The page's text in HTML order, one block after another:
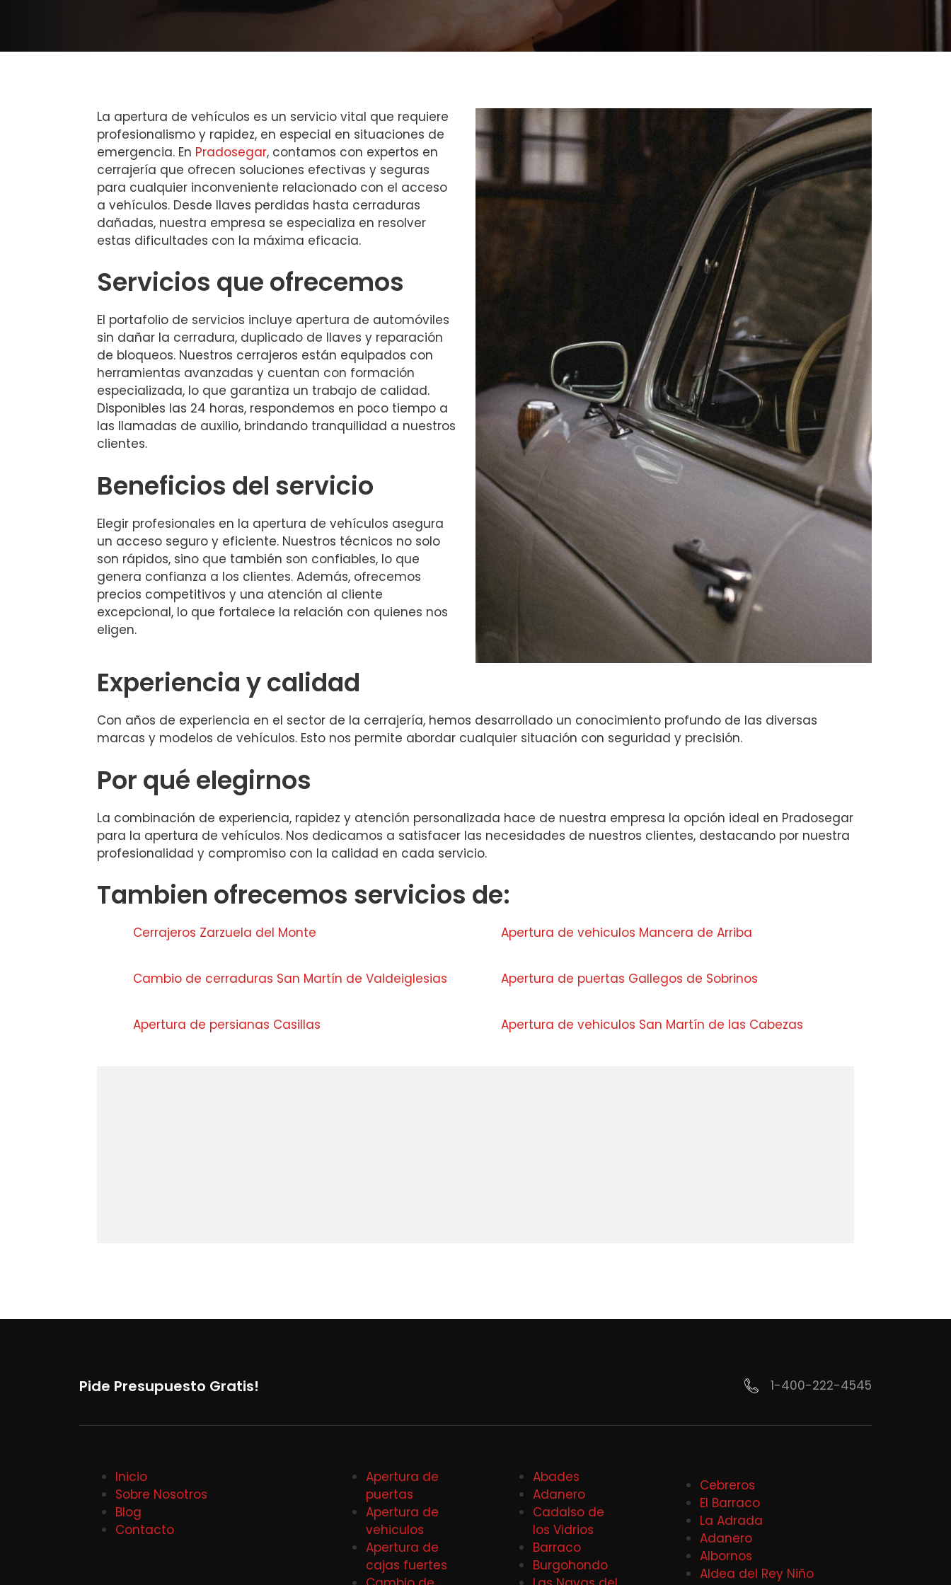
La apertura de vehículos es un servicio vital que requiere
profesionalismo y rapidez, en especial en situaciones de
emergencia. En Pradosegar, contamos con expertos en
cerrajería que ofrecen soluciones efectivas y seguras
para cualquier inconveniente relacionado con el acceso
a vehículos. Desde llaves perdidas hasta cerraduras
dañadas, nuestra empresa se especializa en resolver
estas dificultades con la máxima eficacia.
Servicios que ofrecemos
El portafolio de servicios incluye apertura de automóviles
sin dañar la cerradura, duplicado de llaves y reparación
de bloqueos. Nuestros cerrajeros están equipados con
herramientas avanzadas y cuentan con formación
especializada, lo que garantiza un trabajo de calidad.
Disponibles las 24 horas, respondemos en poco tiempo a
las llamadas de auxilio, brindando tranquilidad a nuestros
clientes.
Beneficios del servicio
Elegir profesionales en la apertura de vehículos asegura
un acceso seguro y eficiente. Nuestros técnicos no solo
son rápidos, sino que también son confiables, lo que
genera confianza a los clientes. Además, ofrecemos
precios competitivos y una atención al cliente
excepcional, lo que fortalece la relación con quienes nos
eligen.
Experiencia y calidad
Con años de experiencia en el sector de la cerrajería, hemos desarrollado un conocimiento profundo de las diversas
marcas y modelos de vehículos. Esto nos permite abordar cualquier situación con seguridad y precisión.
Por qué elegirnos
La combinación de experiencia, rapidez y atención personalizada hace de nuestra empresa la opción ideal en Pradosegar
para la apertura de vehículos. Nos dedicamos a satisfacer las necesidades de nuestros clientes, destacando por nuestra
profesionalidad y compromiso con la calidad en cada servicio.
Tambien ofrecemos servicios de:
Cerrajeros Zarzuela del Monte Apertura de vehiculos Mancera de Arriba
Cambio de cerraduras San Martín de Valdeiglesias Apertura de puertas Gallegos de Sobrinos
Apertura de persianas Casillas Apertura de vehiculos San Martín de las Cabezas
Pide Presupuesto Gratis! 1-400-222-4545
Inicio
Sobre Nosotros
Blog
Contacto
Apertura de
puertas
Apertura de
vehiculos
Apertura de
cajas fuertes
Abades
Adanero
Cadalso de
los Vidrios
Barraco
Burgohondo
Cebreros
El Barraco
La Adrada
Adanero
Albornos
Aldea del Rey Niño